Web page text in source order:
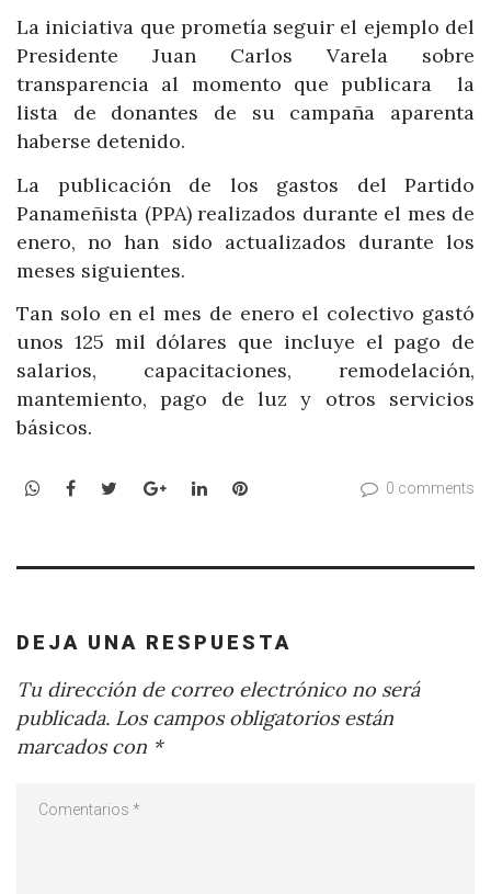
La iniciativa que prometía seguir el ejemplo del
Presidente Juan Carlos Varela sobre
transparencia al momento que publicara la
lista de donantes de su campaña aparenta
haberse detenido.
La publicación de los gastos del Partido
Panameñista (PPA) realizados durante el mes de
enero, no han sido actualizados durante los
meses siguientes.
Tan solo en el mes de enero el colectivo gastó
unos 125 mil dólares que incluye el pago de
salarios, capacitaciones, remodelación,
mantemiento, pago de luz y otros servicios
básicos.
WhatsApp
Facebook
TwitterGoogle+LinkedInPinterest 0 comments
DEJA UNA RESPUESTA
Tu dirección de correo electrónico no será
publicada. Los campos obligatorios están
marcados con *